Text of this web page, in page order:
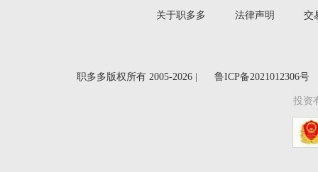
关于职多多 法律声明 交
职多多版权所有 2005-2026 | 鲁ICP备2021012306号
投资